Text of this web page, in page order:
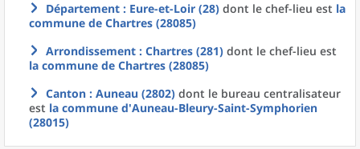
Département : Eure-et-Loir (28) dont le chef-lieu est la
commune de Chartres (28085)
Arrondissement : Chartres (281) dont le chef-lieu est
la commune de Chartres (28085)
Canton : Auneau (2802) dont le bureau centralisateur
est la commune d'Auneau-Bleury-Saint-Symphorien
(28015)